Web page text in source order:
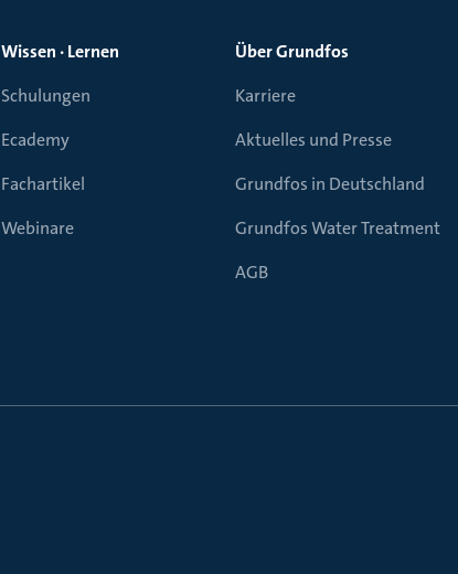
Wissen · Lernen
Schulungen
Ecademy
Fachartikel
Webinare
Über Grundfos
Karriere
Aktuelles und Presse
Grundfos in Deutschland
Grundfos Water Treatment
AGB